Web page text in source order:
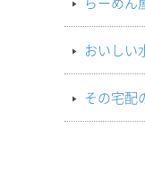
おいしい
その宅配